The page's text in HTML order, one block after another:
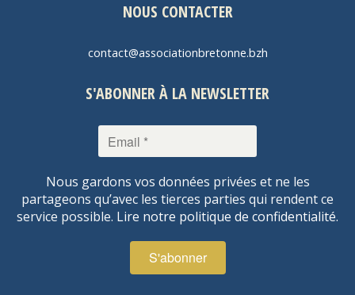
NOUS CONTACTER
contact@associationbretonne.bzh
S'ABONNER À LA NEWSLETTER
Nous gardons vos données privées et ne les
partageons qu’avec les tierces parties qui rendent ce
service possible. Lire notre politique de confidentialité.